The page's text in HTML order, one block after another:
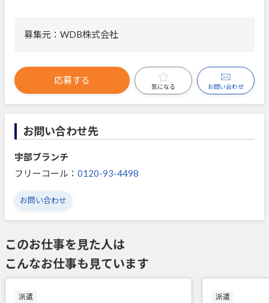
募集元：WDB株式会社
応募する
気になる お問い合わせ
お問い合わせ先
宇部ブランチ
フリーコール： 0120-93-4498
お問い合わせ
このお仕事を見た人は
こんなお仕事も見ています
派遣 派遣